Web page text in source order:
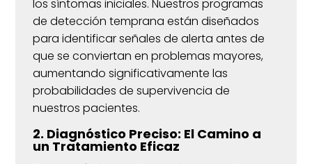
los síntomas iniciales. Nuestros programas
de detección temprana están diseñados
para identificar señales de alerta antes de
que se conviertan en problemas mayores,
aumentando significativamente las
probabilidades de supervivencia de
nuestros pacientes.
2. Diagnóstico Preciso: El Camino a
un Tratamiento Eficaz